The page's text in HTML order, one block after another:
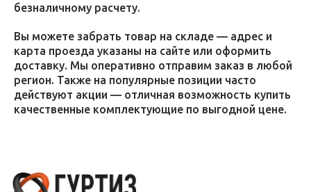
безналичному расчету.
Вы можете забрать товар на складе — адрес и
карта проезда указаны на сайте или оформить
доставку. Мы оперативно отправим заказ в любой
регион. Также на популярные позиции часто
действуют акции — отличная возможность купить
качественные комплектующие по выгодной цене.